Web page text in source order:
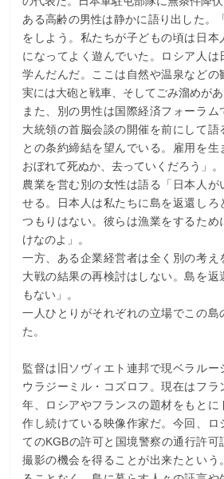
ある高齢の男性は静かに語り出した。
をしよう。私たちが子どもの頃は日本
になってよく遊んでいた。ロシア人は
学んだんだ。ここは自然や温泉などの
実には大砲と戦車、そしてごみ溜めがあ
また、別の男性は国際経済フォーラ
大統領の首脳会談の開催を前にして語
との条約締結を望んでいる。雇用を生
おぼれて死ぬか、去っていくだろう」。
農業を営む別の女性は語る「日本人が
せる。日本人は私たちに島を返還しろ
つもりはない。彼らは漁業をするため
けなのよ」。
一方、ある企業経営者は全く別の考え
大戦の結果の再検討はしない。島を返
もない」。
一人ひとりがそれぞれの立場でこの島
た。
監督は旧ソヴィエト連邦で現ベラルー
ウラジーミル・コズロフ。現在はフラ
年、ロシアやフランスの題材をもとに
作し続けている映像作家だ。今回、ロ
てのKGBの許可と国境警察の通行許可
撮影の機会を得ることが出来たという